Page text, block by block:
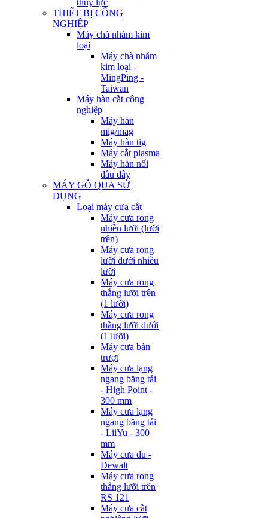
thủy lực
THIẾT BỊ CÔNG
NGHIỆP
Máy chà nhám kim
loại
Máy chà nhám
kim loại -
MingPing -
Taiwan
Máy hàn cắt công
nghiệp
Máy hàn
mig/mag
Máy hàn tig
Máy cắt plasma
Máy hàn nối
đầu dây
MÁY GỖ QUA SỬ
DỤNG
Loại máy cưa cắt
Máy cưa rong
nhiều lưỡi (lưỡi
trên)
Máy cưa rong
lưỡi dưới nhiều
lưỡi
Máy cưa rong
thẳng lưỡi trên
(1 lưỡi)
Máy cưa rong
thẳng lưỡi dưới
(1 lưỡi)
Máy cưa bàn
trượt
Máy cưa lạng
ngang băng tải
- High Point -
300 mm
Máy cưa lạng
ngang băng tải
- LiiYu - 300
mm
Máy cưa đu -
Dewalt
Máy cưa rong
thẳng lưỡi trên
RS 121
Máy cưa cắt